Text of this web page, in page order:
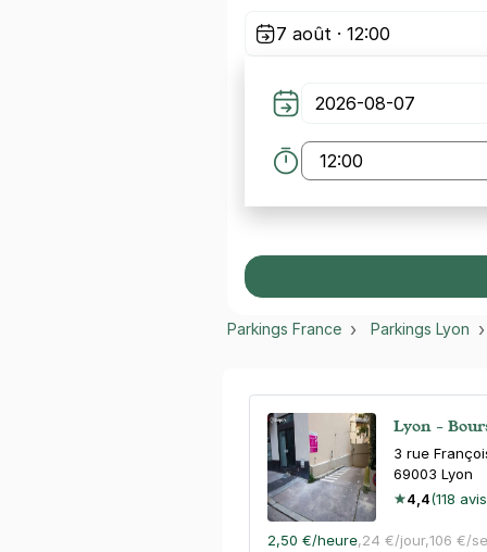
7 août · 12:00
Parkings France Parkings Lyon
Lyon -
3 rue
69003 Lyon
4,4(118
2,50 €/heure,24 €/jour,106 €/